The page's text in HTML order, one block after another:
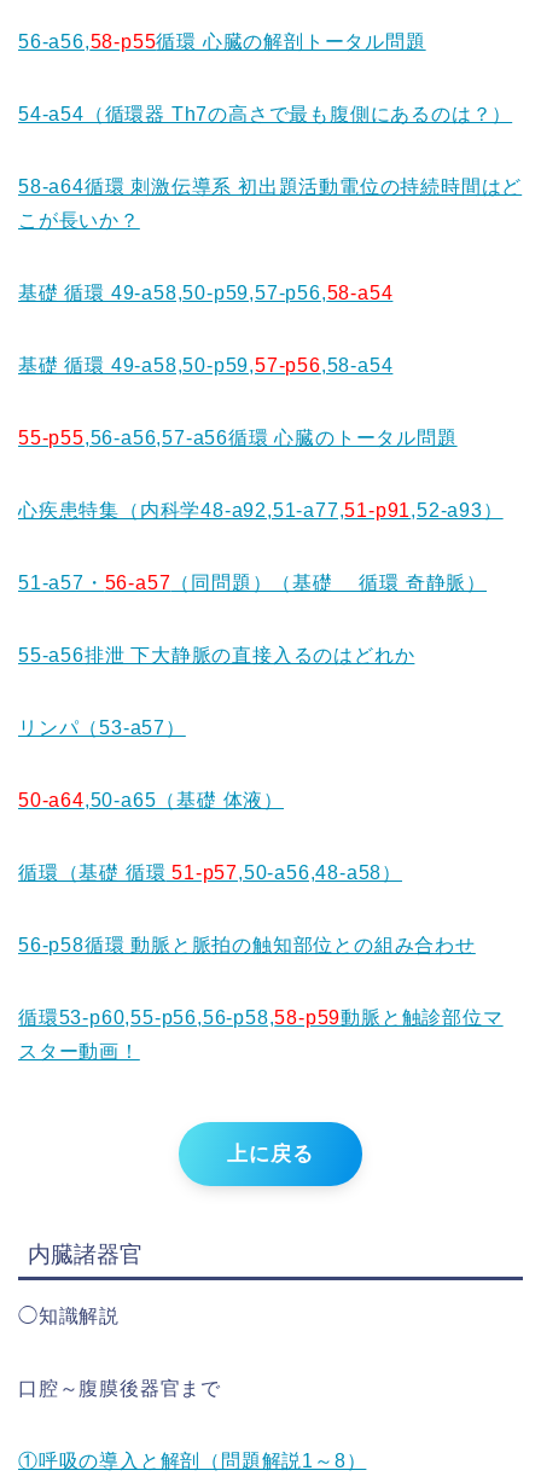
56-a56,58-p55循環 心臓の解剖トータル問題
54-a54（循環器 Th7の高さで最も腹側にあるのは？）
58-a64循環 刺激伝導系 初出題活動電位の持続時間はど
こが長いか？
基礎 循環 49-a58,50-p59,57-p56,58-a54
基礎 循環 49-a58,50-p59,57-p56,58-a54
55-p55,56-a56,57-a56循環 心臓のトータル問題
心疾患特集（内科学48-a92,51-a77,51-p91,52-a93）
51-a57・ 56-a57 （同問題）（基礎 循環 奇静脈）
55-a56排泄 下大静脈の直接入るのはどれか
リンパ（53-a57）
50-a64,50-a65（基礎 体液）
循環（基礎 循環 51-p57,50-a56,48-a58）
56-p58循環 動脈と脈拍の触知部位との組み合わせ
循環53-p60,55-p56,56-p58,58-p59動脈と触診部位マ
スター動画！
上に戻る
内臓諸器官
◯知識解説
口腔～腹膜後器官まで
①呼吸の導入と解剖（問題解説1～8）